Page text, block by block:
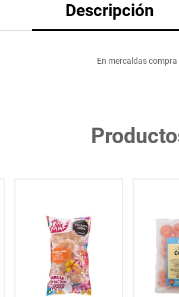
Descripción
En mercaldas compra